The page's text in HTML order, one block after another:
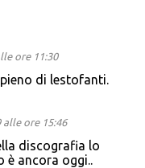
ore 11:30
di lestofanti.
alle ore 15:46
discografia lo
è ancora oggi..